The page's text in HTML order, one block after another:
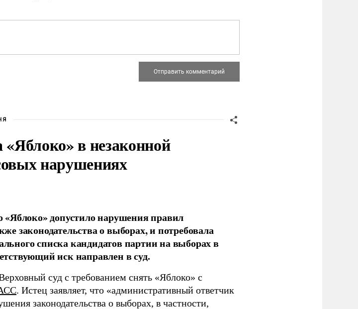
в незаконной
нарушениях
«Яблоко» допустило нарушения правил
законодательства о выборах, и потребовала
списка кандидатов партии на выборах в
иск направлен в суд.
суд с требованием снять «Яблоко» с
. Истец заявляет, что «административный ответчик
законодательства о выборах, в частности,